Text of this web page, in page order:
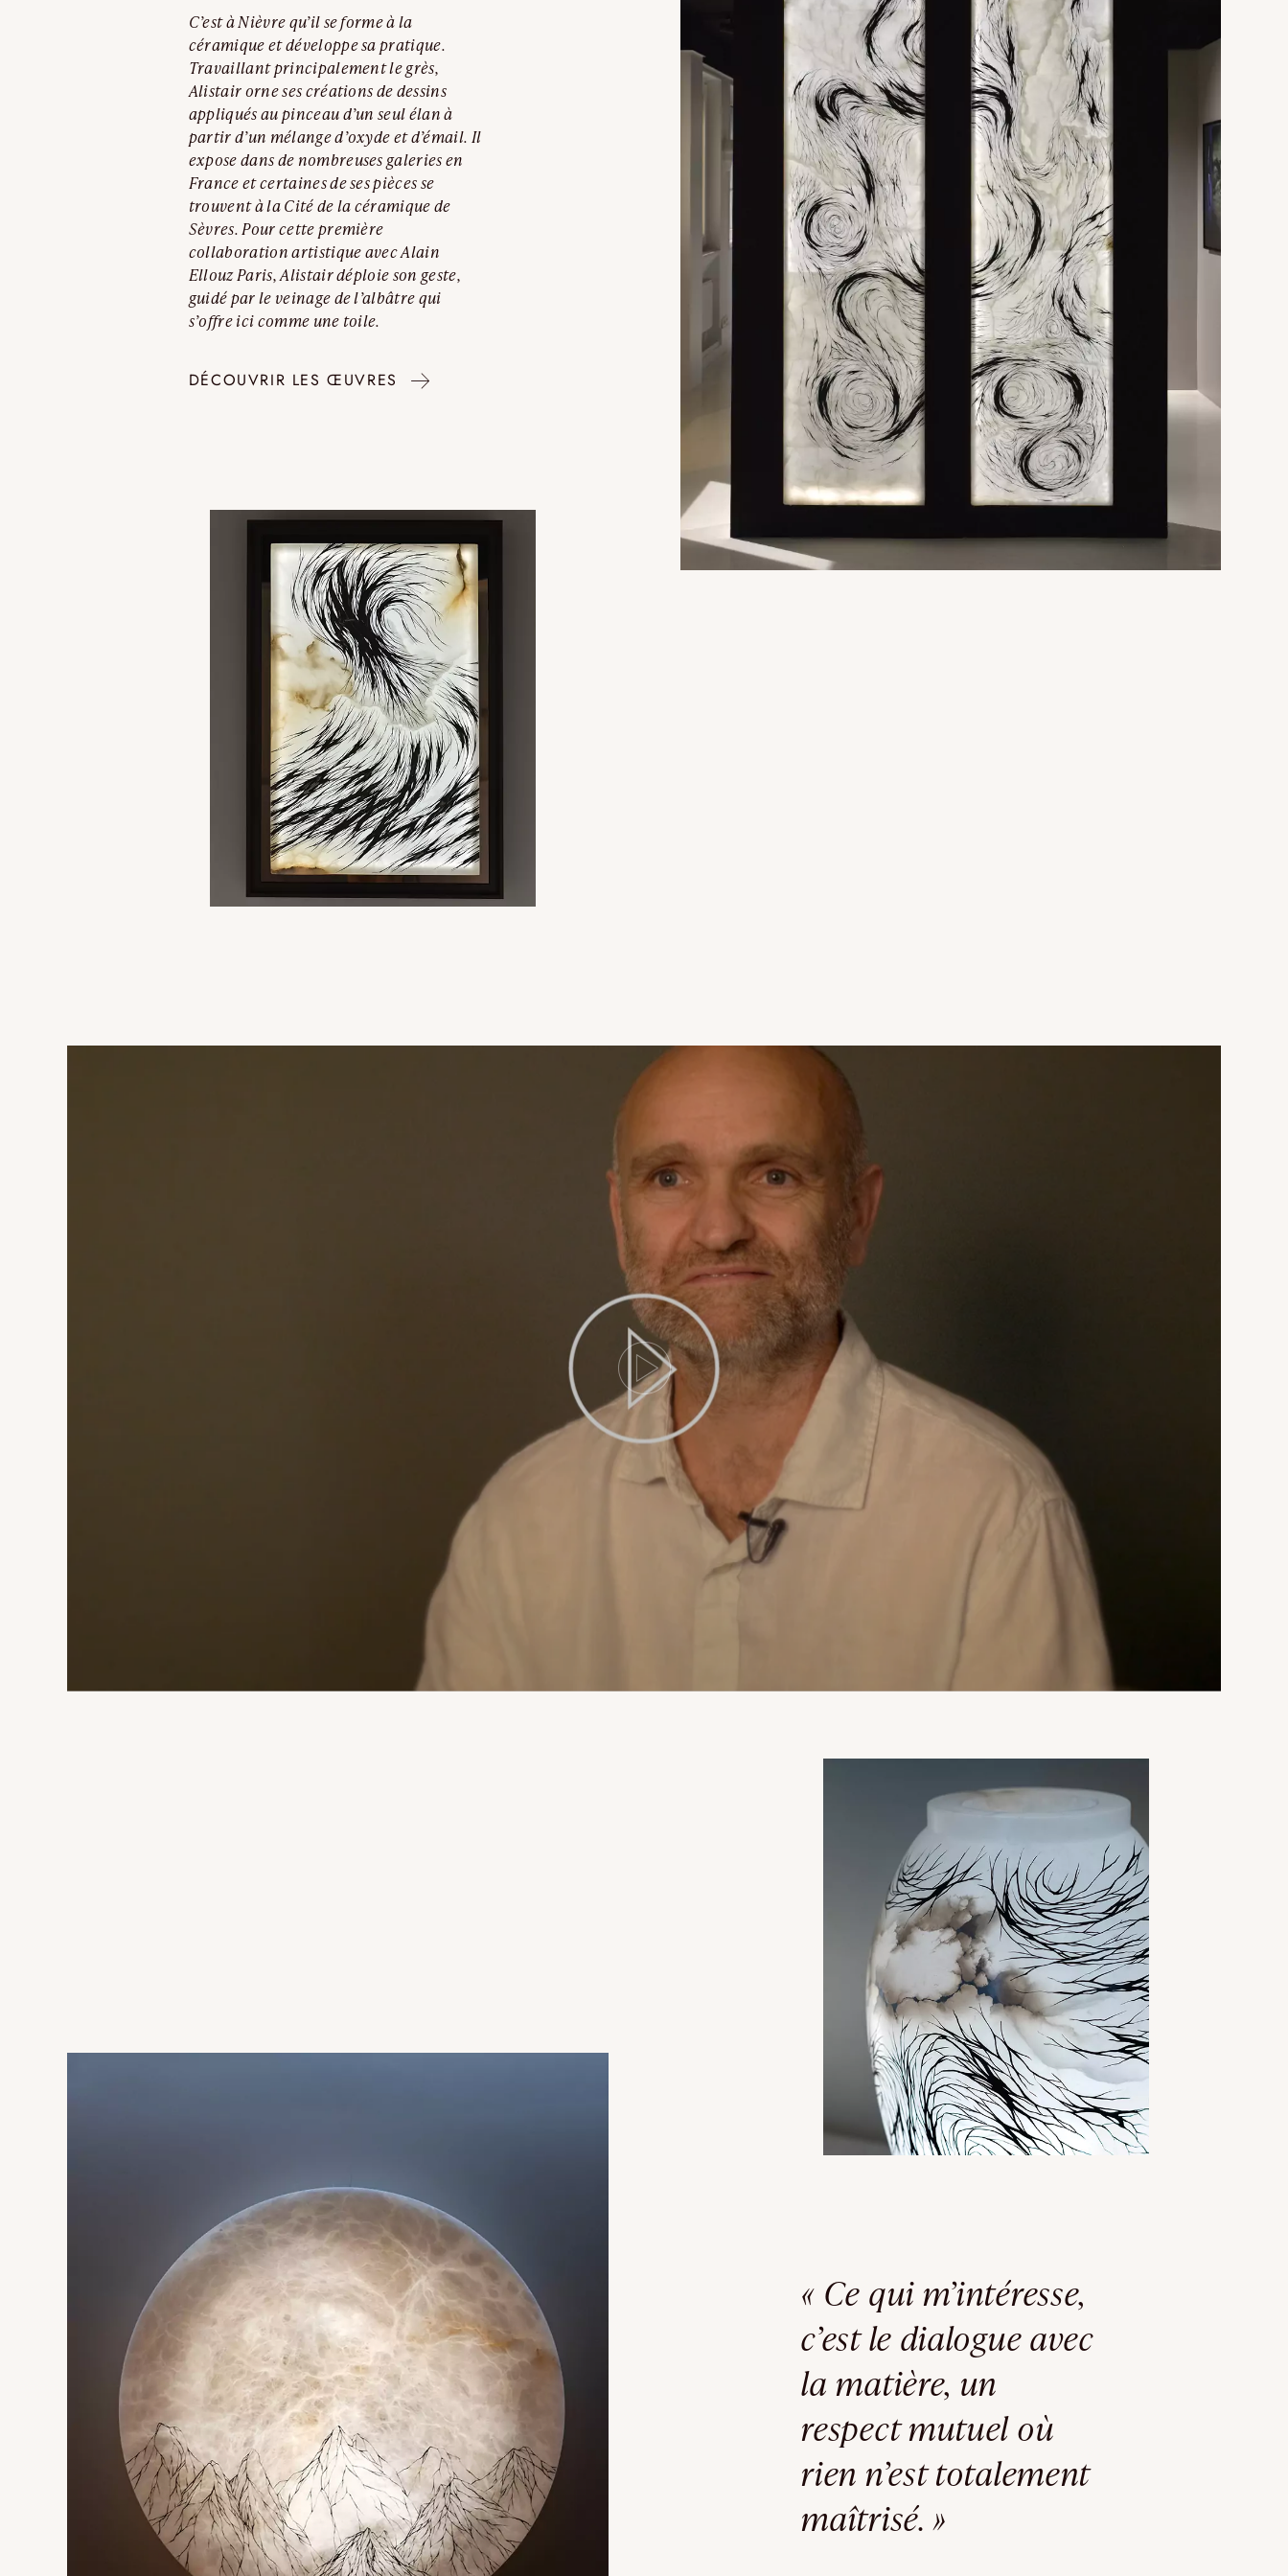
C’est à Nièvre qu’il se forme à la
céramique et développe sa pratique.
Travaillant principalement le grès,
Alistair orne ses créations de dessins
appliqués au pinceau d’un seul élan à
partir d’un mélange d’oxyde et d’émail. Il
expose dans de nombreuses galeries en
France et certaines de ses pièces se
trouvent à la Cité de la céramique de
Sèvres. Pour cette première
collaboration artistique avec Alain
Ellouz Paris, Alistair déploie son geste,
guidé par le veinage de l’albâtre qui
s’offre ici comme une toile.
DÉCOUVRIR LES ŒUVRES
« Ce qui m’intéresse,
c’est le dialogue avec
la matière, un
respect mutuel où
rien n’est totalement
maîtrisé. »